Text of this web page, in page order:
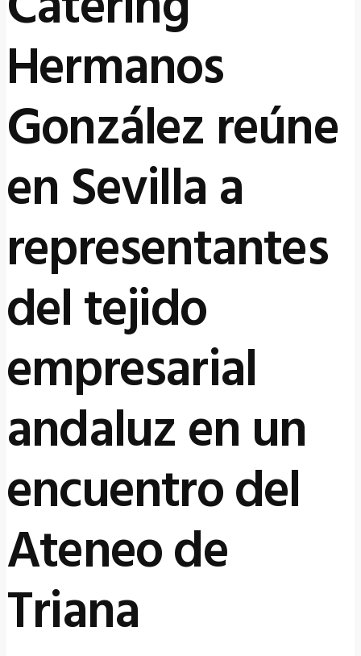
Hermanos
González reúne
en Sevilla a
representantes
del tejido
empresarial
andaluz en un
encuentro del
Ateneo de
Triana